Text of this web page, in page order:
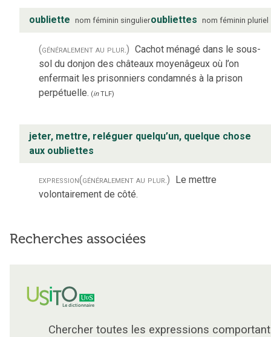
oubliette nom féminin singulieroubliettes nom féminin pluriel
(généralement au plur.) Cachot ménagé dans le sous-
sol du donjon des châteaux moyenâgeux où l’on
enfermait les prisonniers condamnés à la prison
perpétuelle. (inTLF)
jeter, mettre, reléguer quelqu’un, quelque chose
aux oubliettes
expression(généralement au plur.) Le mettre
volontairement de côté.
Recherches associées
Chercher toutes les expressions comportant